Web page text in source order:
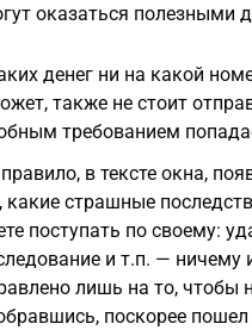
оказаться полезными
денег ни на какой
также не стоит
требованием
в тексте окна,
какие страшные
поступать по своему:
и т.п. — ничему
лишь на то, чтобы
поскорее